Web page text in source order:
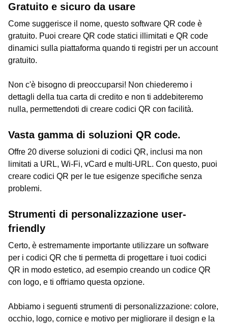
Gratuito e sicuro da usare
Come suggerisce il nome, questo software QR code è
gratuito. Puoi creare QR code statici illimitati e QR code
dinamici sulla piattaforma quando ti registri per un account
gratuito.
Non c'è bisogno di preoccuparsi! Non chiederemo i
dettagli della tua carta di credito e non ti addebiteremo
nulla, permettendoti di creare codici QR con facilità.
Vasta gamma di soluzioni QR code.
Offre 20 diverse soluzioni di codici QR, inclusi ma non
limitati a URL, Wi-Fi, vCard e multi-URL. Con questo, puoi
creare codici QR per le tue esigenze specifiche senza
problemi.
Strumenti di personalizzazione user-
friendly
Certo, è estremamente importante utilizzare un software
per i codici QR che ti permetta di progettare i tuoi codici
QR in modo estetico, ad esempio creando un codice QR
con logo, e ti offriamo questa opzione.
Abbiamo i seguenti strumenti di personalizzazione: colore,
occhio, logo, cornice e motivo per migliorare il design e la